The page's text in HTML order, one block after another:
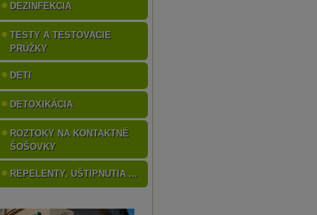
DEZINFEKCIA
TESTY A TESTOVACIE
PRÚŽKY
DETI
DETOXIKÁCIA
ROZTOKY NA KONTAKTNÉ
ŠOŠOVKY
REPELENTY, UŠTIPNUTIA ...